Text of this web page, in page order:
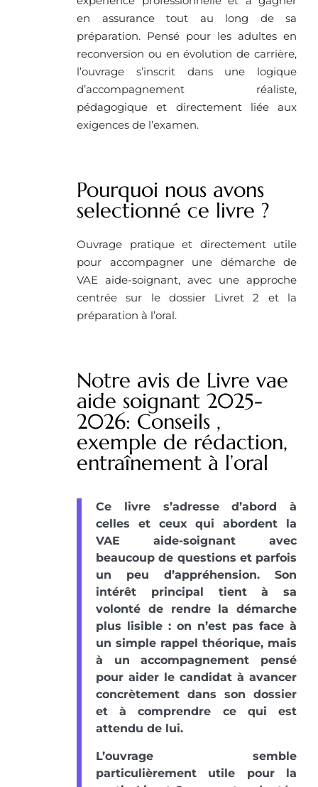
en assurance tout au long de sa
préparation. Pensé pour les adultes en
reconversion ou en évolution de carrière,
l’ouvrage s’inscrit dans une logique
d’accompagnement réaliste,
pédagogique et directement liée aux
exigences de l’examen.
Pourquoi nous avons
selectionné ce livre ?
Ouvrage pratique et directement utile
pour accompagner une démarche de
VAE aide-soignant, avec une approche
centrée sur le dossier Livret 2 et la
préparation à l’oral.
Notre avis de Livre vae
aide soignant 2025-
2026: Conseils ,
exemple de rédaction,
entraînement à l’oral
Ce livre s’adresse d’abord à
celles et ceux qui abordent la
VAE aide-soignant avec
beaucoup de questions et parfois
un peu d’appréhension. Son
intérêt principal tient à sa
volonté de rendre la démarche
plus lisible : on n’est pas face à
un simple rappel théorique, mais
à un accompagnement pensé
pour aider le candidat à avancer
concrètement dans son dossier
et à comprendre ce qui est
attendu de lui.
L’ouvrage semble
particulièrement utile pour la